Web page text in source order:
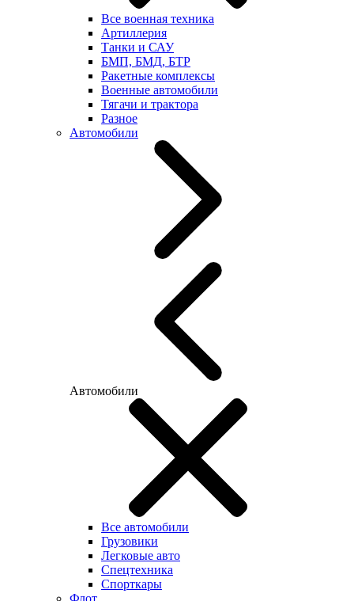
Все военная техника
Артиллерия
Танки и САУ
БМП, БМД, БТР
Ракетные комплексы
Военные автомобили
Тягачи и трактора
Разное
Автомобили
Автомобили
Все автомобили
Грузовики
Легковые авто
Спецтехника
Спорткары
Флот